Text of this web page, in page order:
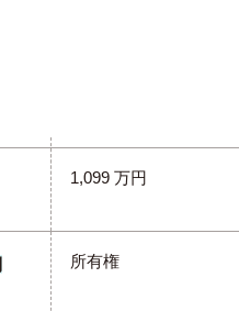
1,099 万円
所有権